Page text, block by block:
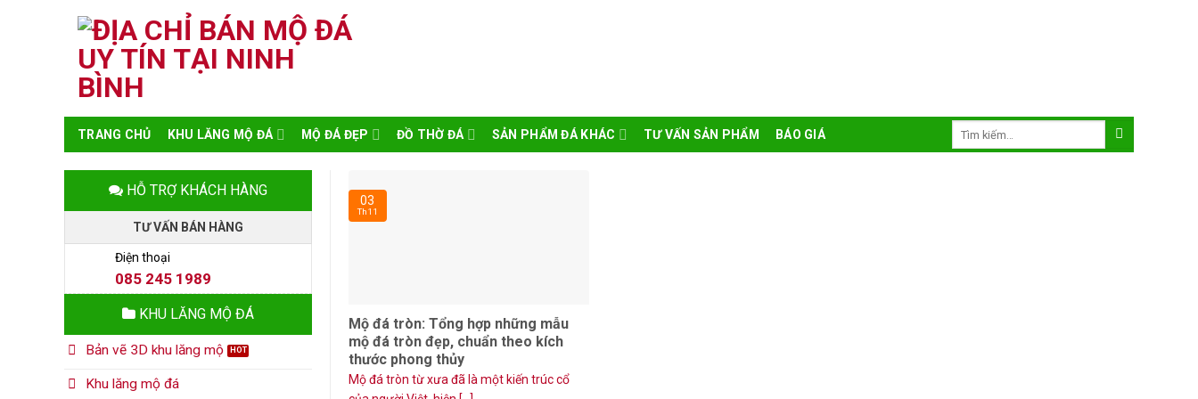
content
TRANG CHỦ KHU LĂNG MỘ ĐÁ MỘ ĐÁ ĐẸP ĐỒ THỜ ĐÁ SẢN PHẨM ĐÁ KHÁC TƯ VẤN SẢN PHẨM BÁO GIÁ
Tìm
HỖ TRỢ KHÁCH HÀNG
TƯ VẤN BÁN HÀNG
Điện thoại
085 245 1989
KHU LĂNG MỘ ĐÁ
Bản vẽ 3D khu lăng mộ
Khu lăng mộ đá
Mộ đá tròn: Tổng hợp những mẫu
mộ đá tròn đẹp, chuẩn theo kích
thước phong thủy
Mộ đá tròn từ xưa đã là một kiến trúc cổ
03
Th11